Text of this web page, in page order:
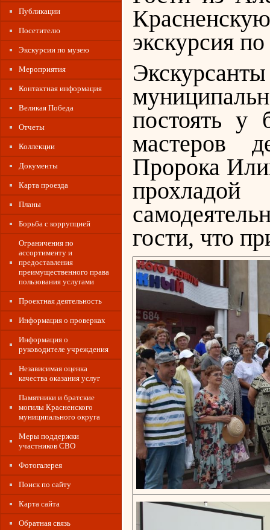
Публикации
Посетителю
Экскурсии по музею
Мероприятия
Контактная информация
Великая Победа
Отчеты
Коллекции
Документы
Карта проезда
Планы
Борьба с коррупцией
Ограничения по
ассортименту и
предоставления
преимущественного права
пользования услугами
Проектная деятельность
Информация о проверках
Информация о
руководителе учреждения
Независимая оценка
качества оказания услуг
Памятники и братские
могилы Красненского
муниципального округа
Меры поддержки
участников СВО
Фотогалерея
Поиск по сайту
Карта сайта
Обратная связь
экскурсия
постоять у
мастеров
Пророка
гости, что